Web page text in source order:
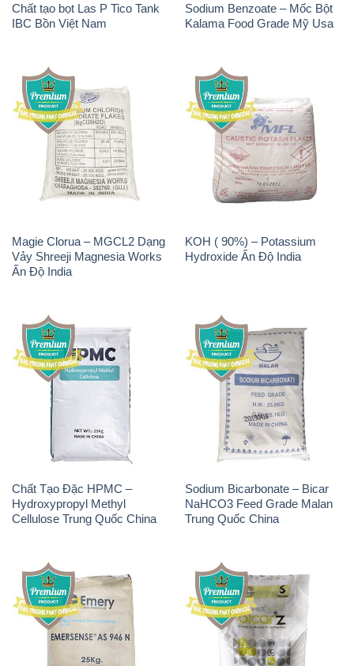
Chất tạo bọt Las P Tico Tank
IBC Bồn Việt Nam
Sodium Benzoate – Mốc Bột
Kalama Food Grade Mỹ Usa
Magie Clorua – MGCL2 Dạng
Vảy Shreeji Magnesia Works
Ấn Độ India
KOH ( 90%) – Potassium
Hydroxide Ấn Độ India
Chất Tạo Đặc HPMC –
Hydroxypropyl Methyl
Cellulose Trung Quốc China
Sodium Bicarbonate – Bicar
NaHCO3 Feed Grade Malan
Trung Quốc China